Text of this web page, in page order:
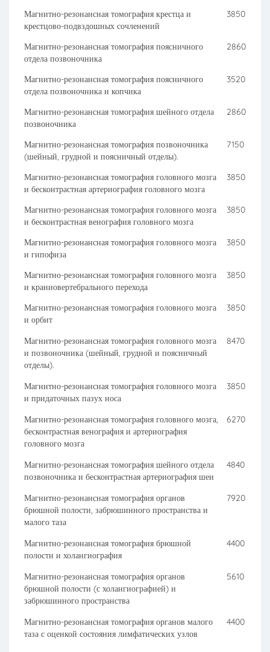
Магнитно-резонансная томография крестца и
крестцово-подвздошных сочленений
3850
Магнитно-резонансная томография поясничного
отдела позвоночника
2860
Магнитно-резонансная томография поясничного
отдела позвоночника и копчика
3520
Магнитно-резонансная томография шейного отдела
позвоночника
2860
Магнитно-резонансная томография позвоночника
(шейный, грудной и поясничный отделы).
7150
Магнитно-резонансная томография головного мозга
и бесконтрастная артериография головного мозга
3850
Магнитно-резонансная томография головного мозга
и бесконтрастная венография головного мозга
3850
Магнитно-резонансная томография головного мозга
и гипофиза
3850
Магнитно-резонансная томография головного мозга
и краниовертебрального перехода
3850
Магнитно-резонансная томография головного мозга
и орбит
3850
Магнитно-резонансная томография головного мозга
и позвоночника (шейный, грудной и поясничный
отделы).
8470
Магнитно-резонансная томография головного мозга
и придаточных пазух носа
3850
Магнитно-резонансная томография головного мозга,
бесконтрастная венография и артериография
головного мозга
6270
Магнитно-резонансная томография шейного отдела
позвоночника и бесконтрастная артериография шеи
4840
Магнитно-резонансная томография органов
брюшной полости, забрюшинного пространства и
малого таза
7920
Магнитно-резонансная томография брюшной
полости и холангиография
4400
Магнитно-резонансная томография органов
брюшной полости (с холангиографией) и
забрюшинного пространства
5610
Магнитно-резонансная томография органов малого
таза с оценкой состояния лимфатических узлов
4400